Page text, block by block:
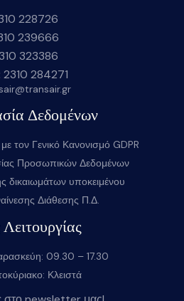
228726
239666
323386
2310 284271
Δεδομένων
τον Γενικό Κανονισμό GDPR
Προσωπικών Δεδομένων
δικαιωμάτων υποκειμένου
Διάθεσης Π.Δ.
09.30 – 17.30
Κλειστά